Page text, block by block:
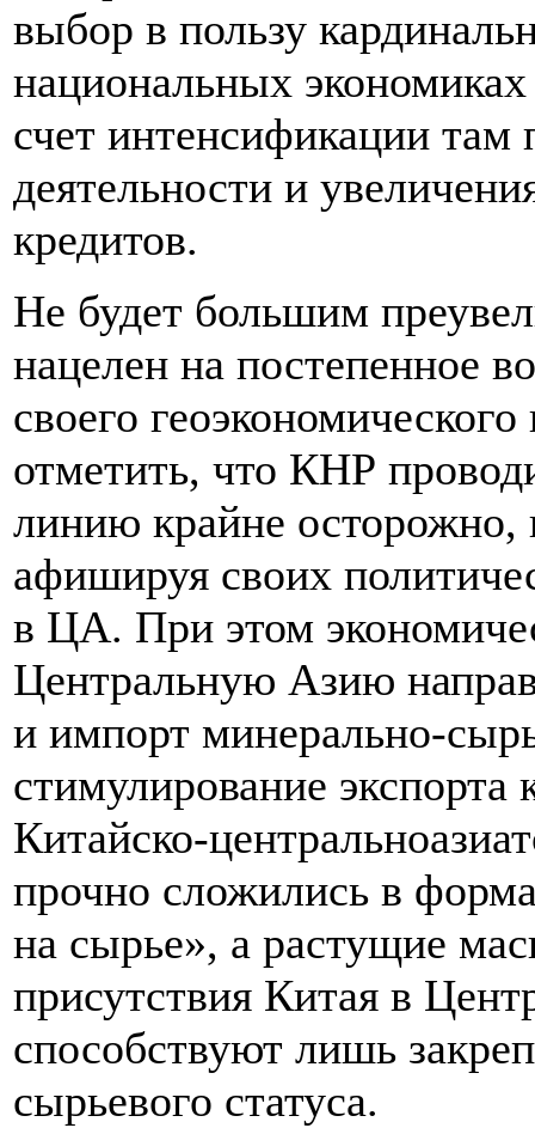
выбор в пользу
национальных
счет интенсификации там
деятельности и
кредитов.
Не будет большим
нацелен на постепенное
своего
отметить, что КНР
линию крайне
афишируя своих
в ЦА. При этом
Центральную Азию
и импорт минерально-
стимулирование экспорта
Китайско-
прочно сложились в
на сырье», а растущие
присутствия Китая в
способствуют лишь
сырьевого статуса.